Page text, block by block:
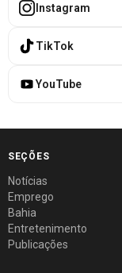
Instagram
TikTok
YouTube
SEÇÕES
Notícias
Emprego
Bahia
Entretenimento
Publicações